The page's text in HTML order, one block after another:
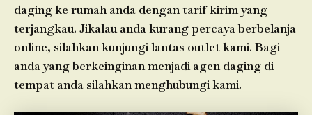
daging ke rumah anda dengan tarif kirim yang
terjangkau. Jikalau anda kurang percaya berbelanja
online, silahkan kunjungi lantas outlet kami. Bagi
anda yang berkeinginan menjadi agen daging di
tempat anda silahkan menghubungi kami.